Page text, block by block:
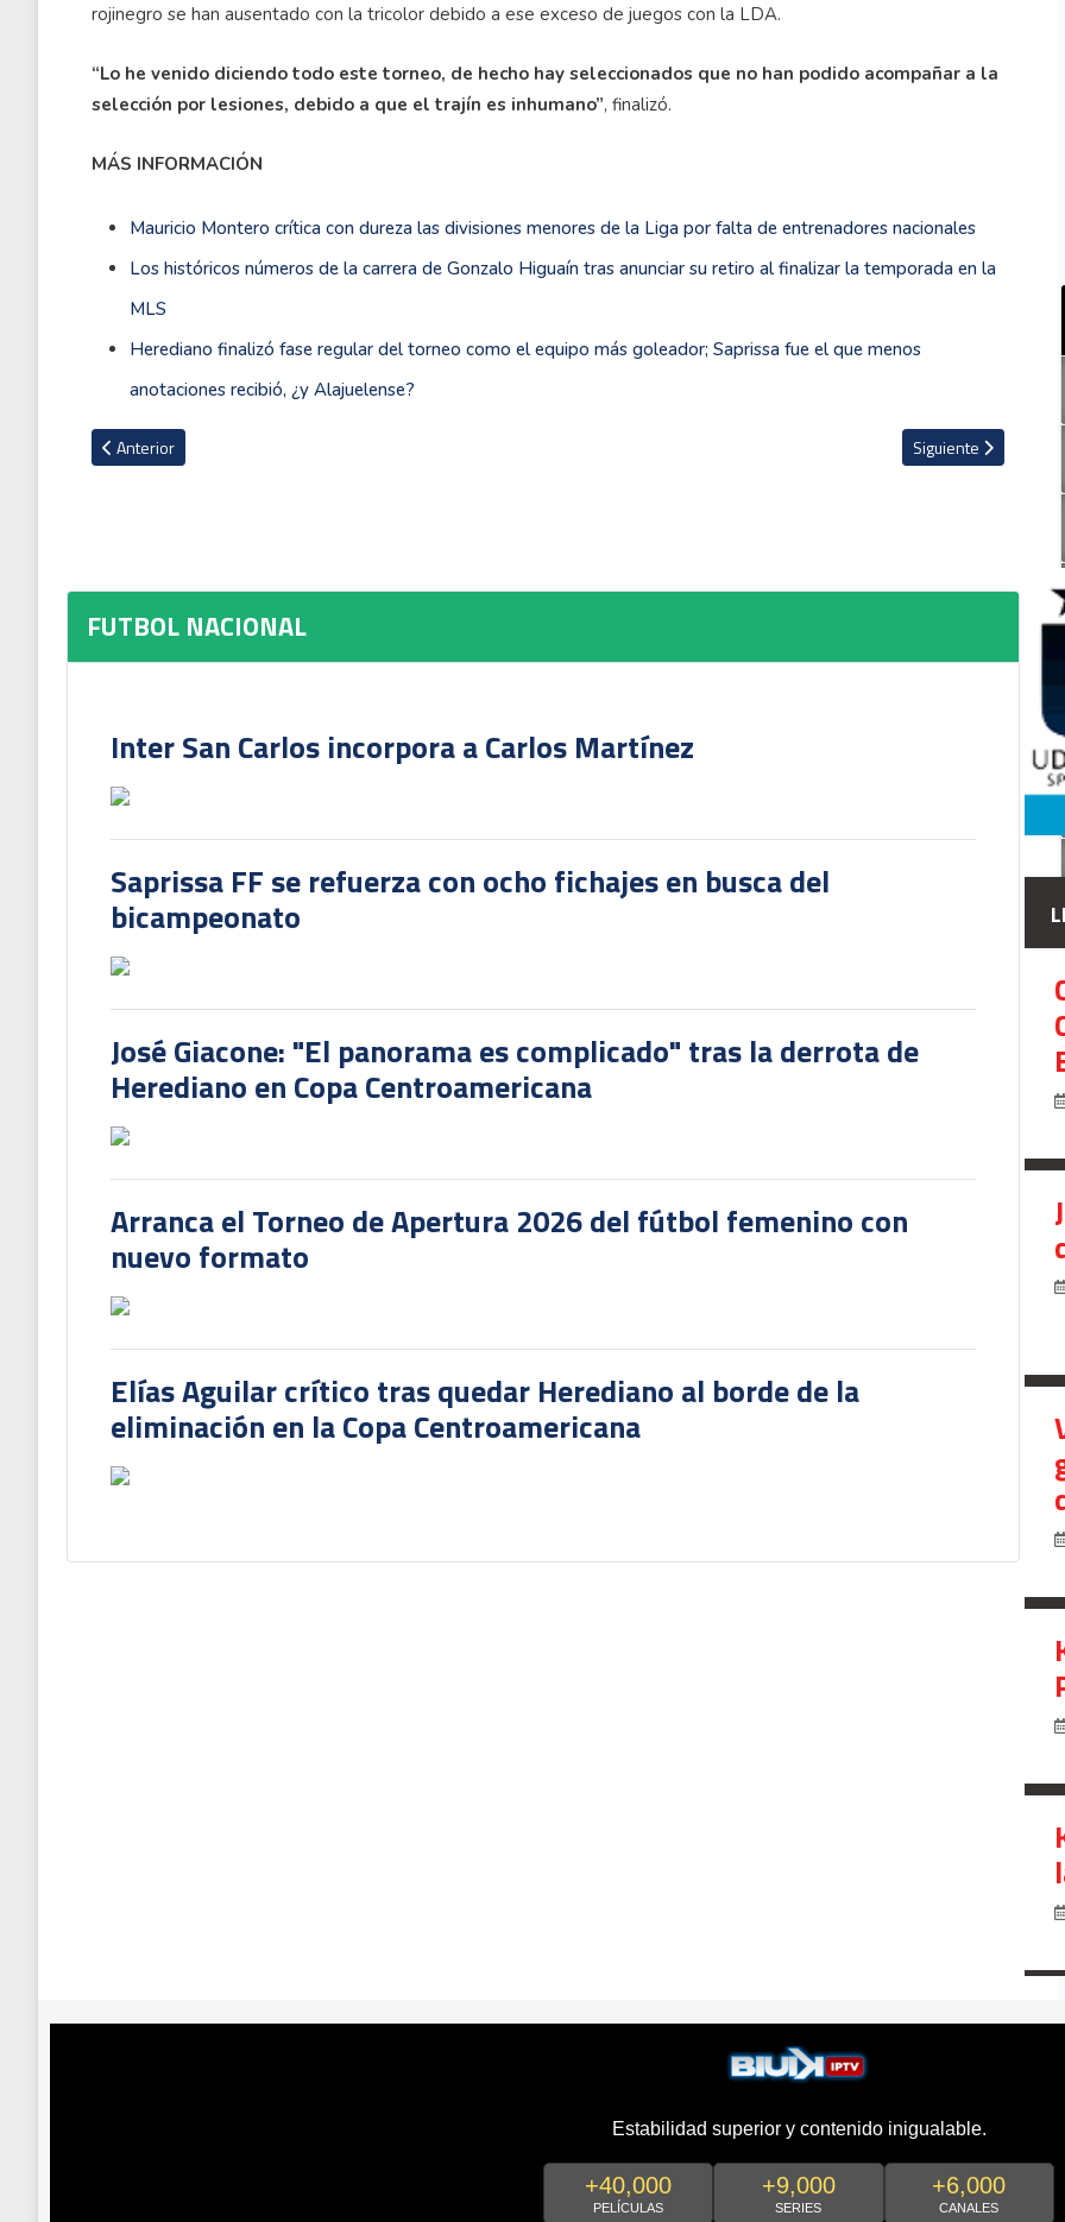
rojinegro se han ausentado con la tricolor debido a ese exceso de juegos con la LDA.
“Lo he venido diciendo todo este torneo, de hecho hay seleccionados que no han podido acompañar a la
selección por lesiones, debido a que el trajín es inhumano”, finalizó.
MÁS INFORMACIÓN
Mauricio Montero crítica con dureza las divisiones menores de la Liga por falta de entrenadores nacionales
Los históricos números de la carrera de Gonzalo Higuaín tras anunciar su retiro al finalizar la temporada en la
MLS
Herediano finalizó fase regular del torneo como el equipo más goleador; Saprissa fue el que menos
anotaciones recibió, ¿y Alajuelense?
Artículo anterior: Definidos horarios y fechas de las semifinales del Apertura
Anterior Artículo siguiente:
Siguiente
FUTBOL NACIONAL
Inter San Carlos incorpora a Carlos Martínez
Saprissa FF se refuerza con ocho fichajes en busca del
bicampeonato
José Giacone: "El panorama es complicado" tras la derrota de
Herediano en Copa Centroamericana
Arranca el Torneo de Apertura 2026 del fútbol femenino con
nuevo formato
Elías Aguilar crítico tras quedar Herediano al borde de la
eliminación en la Copa Centroamericana
Estabilidad superior y contenido inigualable.
+40,000
PELÍCULAS
+9,000
SERIES
+6,000
CANALES